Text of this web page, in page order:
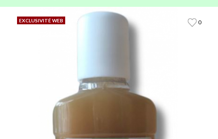
0
EXCLUSIVITÉ WEB